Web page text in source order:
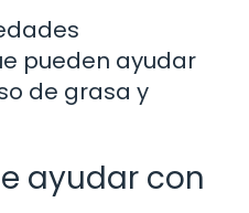
pueden ayudar
de grasa y
ayudar con